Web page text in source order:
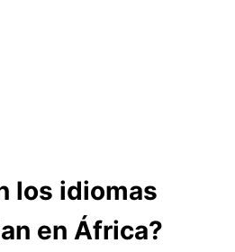
los idiomas
en África?